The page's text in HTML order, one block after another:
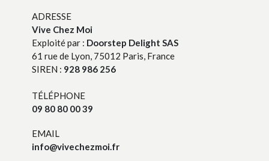
ADRESSE
Vive Chez Moi
Exploité par : Doorstep Delight SAS
61 rue de Lyon, 75012 Paris, France
SIREN : 928 986 256
TÉLÉPHONE
09 80 80 00 39
EMAIL
info@vivechezmoi.fr